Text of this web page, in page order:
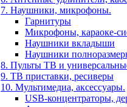
7. Наушники, микрофоны.
Гарнитуры
Микрофоны, караоке-
Наушники вкладыши
Наушники
8. Пульты ТВ и
9. ТВ приставки, ресиверы
10. Мультимедиа, аксессуары.
USB-концентраторы,